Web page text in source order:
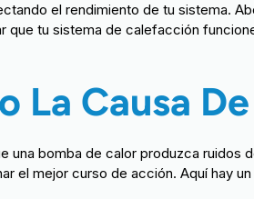
el rendimiento de tu sistema.
que tu sistema de calefacción
La Causa
una bomba de calor produzca ruidos
el mejor curso de acción. Aquí hay